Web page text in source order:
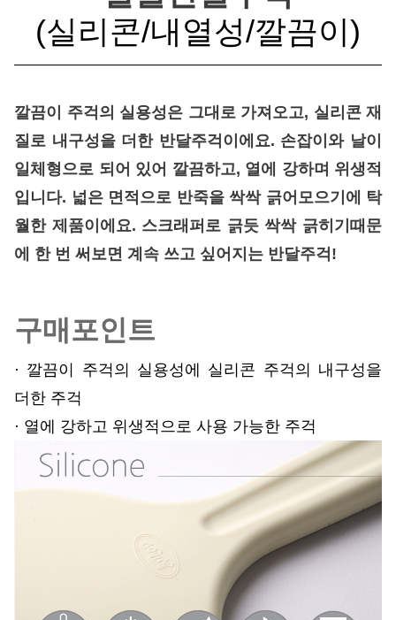
(실리콘/내열성/깔끔이)
깔끔이 주걱의 실용성은 그대로 가져오고, 실리콘 재
질로 내구성을 더한 반달주걱이에요. 손잡이와 날이
일체형으로 되어 있어 깔끔하고, 열에 강하며 위생적
입니다. 넓은 면적으로 반죽을 싹싹 긁어모으기에 탁
월한 제품이에요. 스크래퍼로 긁듯 싹싹 긁히기때문
에 한 번 써보면 계속 쓰고 싶어지는 반달주걱!
구매포인트
· 깔끔이 주걱의 실용성에 실리콘 주걱의 내구성을
더한 주걱
· 열에 강하고 위생적으로 사용 가능한 주걱